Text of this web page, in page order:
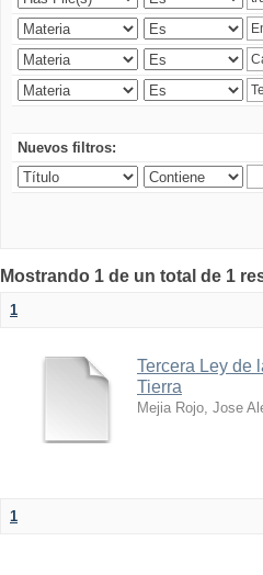
Nuevos filtros:
Mostrando 1 de un total de 1
1
Tercera Ley de
Tierra
Mejia Rojo, Jose
1